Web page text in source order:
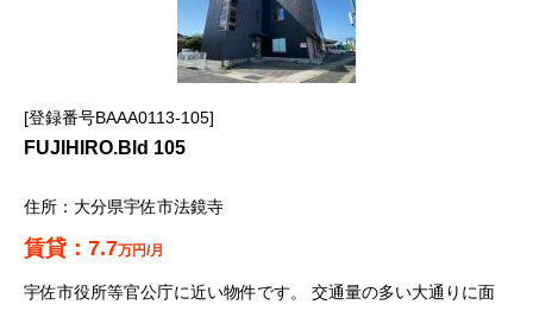
登録番号BAAA0113-105
FUJIHIRO.Bld 105
大分県宇佐市法鏡寺
7.7万円/月
宇佐市役所等官公庁に近い物件です。 交通量の多い大通りに面